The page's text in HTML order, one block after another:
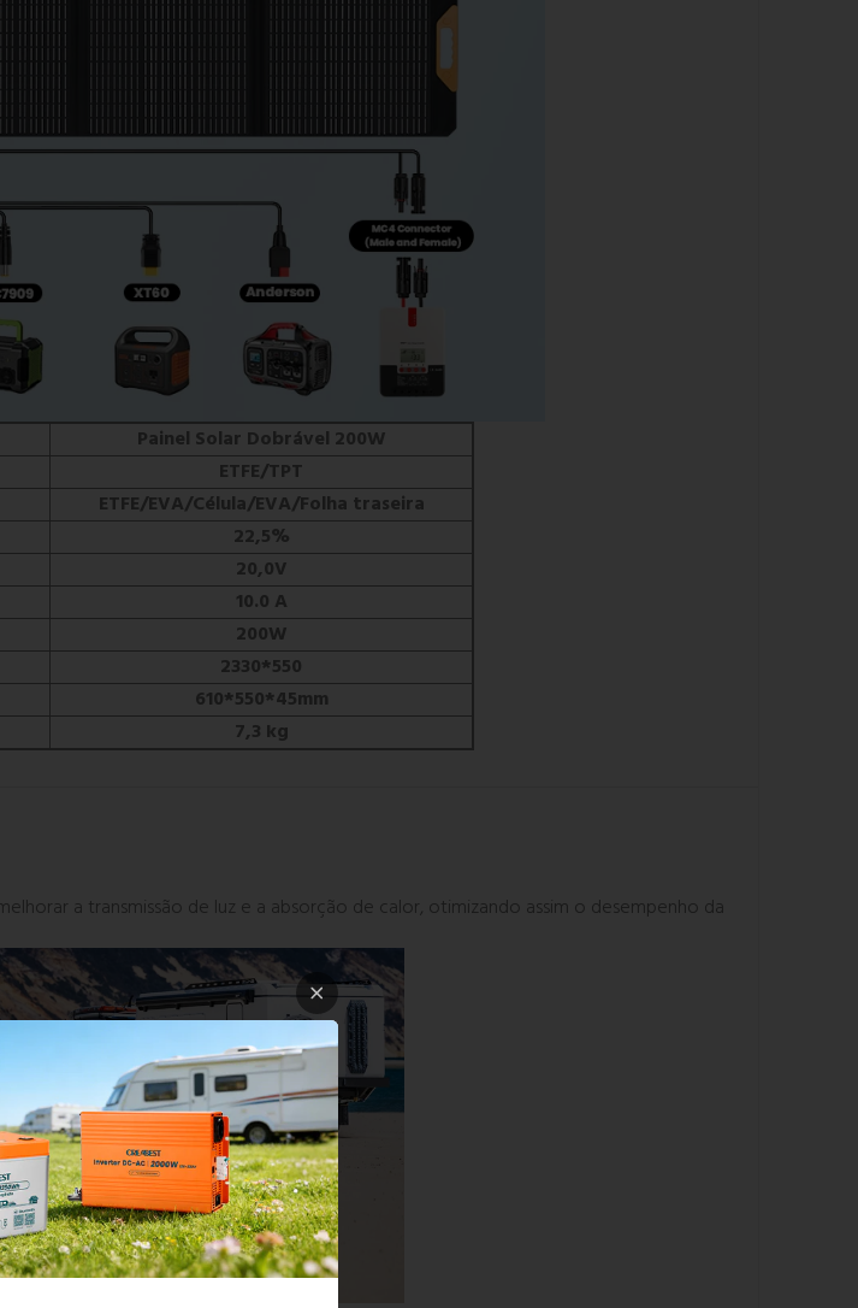
Painel Solar Dobrável 200W
ETFE/TPT
ETFE/EVA/Célula/EVA/Folha traseira
22,5%
20,0V
10.0 A
200W
2330*550
610*550*45mm
7,3 kg
a transmissão de luz e a absorção de calor, otimizando assim o desempenho da